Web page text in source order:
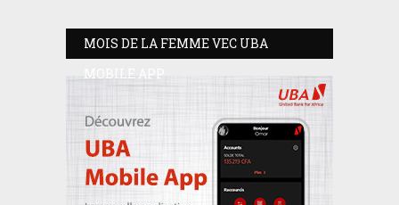
MOIS DE LA FEMME VEC UBA
MOBILE APP